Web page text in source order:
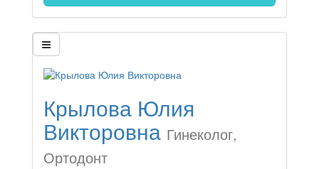
Крылова Юлия
Викторовна Гинеколог,
Ортодонт